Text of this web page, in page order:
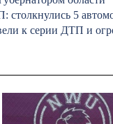
столкнулись 5
к серии ДТП и